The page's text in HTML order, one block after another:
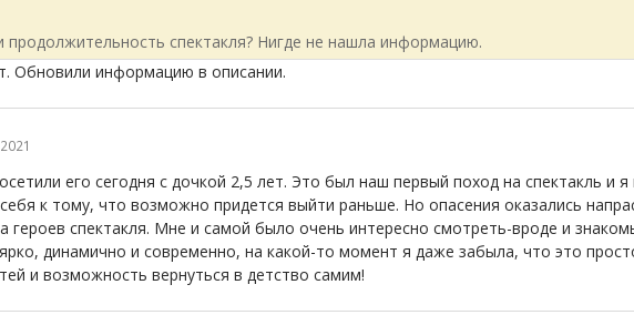
продолжительность спектакля? Нигде не нашла информацию.
Обновили информацию в описании.
его сегодня с дочкой 2,5 лет. Это был наш первый поход на спектакль и
к тому, что возможно придется выйти раньше. Но опасения оказались
героев спектакля. Мне и самой было очень интересно смотреть-вроде и
динамично и современно, на какой-то момент я даже забыла, что это
и возможность вернуться в детство самим!